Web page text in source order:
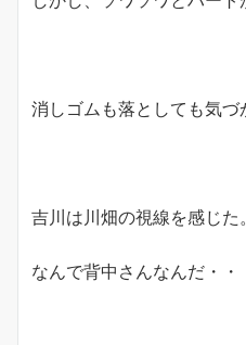
消しゴムも落としても気づ
吉川は川畑の視線を感じた。
なんで背中さんなんだ・・